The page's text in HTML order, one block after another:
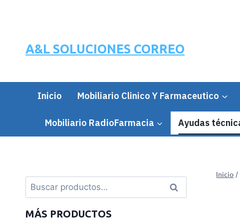
A&L SOLUCIONES CORREO
Inicio Mobiliario Clinico Y Farmaceutico
Mobiliario RadioFarmacia Ayudas
Inicio /
Buscar
MÁS PRODUCTOS